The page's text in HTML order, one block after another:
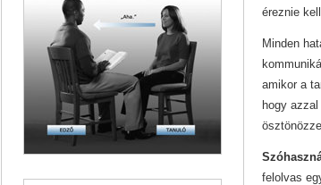
éreznie
Minden
amikor a
hogy
felolvas